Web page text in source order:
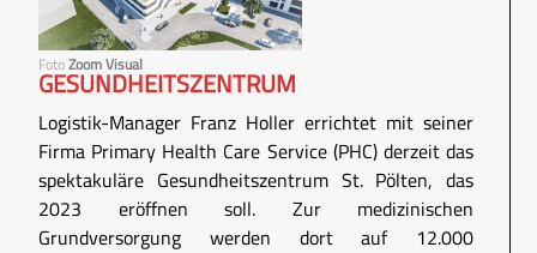
FotoZoom Visual
GESUNDHEITSZENTRUM
Logistik-Manager Franz Holler errichtet mit seiner
Firma Primary Health Care Service (PHC) derzeit das
spektakuläre Gesundheitszentrum St. Pölten, das
2023 eröffnen soll. Zur medizinischen
Grundversorgung werden dort auf 12.000